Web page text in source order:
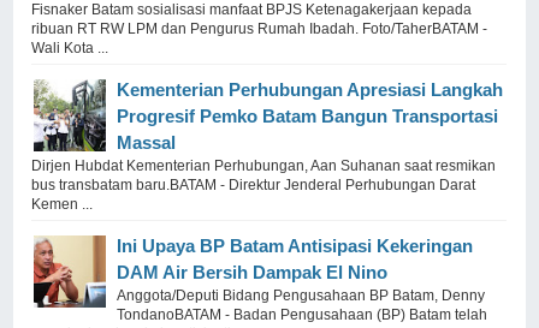
Fisnaker Batam sosialisasi manfaat BPJS Ketenagakerjaan kepada
ribuan RT RW LPM dan Pengurus Rumah Ibadah. Foto/TaherBATAM -
Wali Kota ...
Kementerian Perhubungan Apresiasi Langkah
Progresif Pemko Batam Bangun Transportasi
Massal
Dirjen Hubdat Kementerian Perhubungan, Aan Suhanan saat resmikan
bus transbatam baru.BATAM - Direktur Jenderal Perhubungan Darat
Kemen ...
Ini Upaya BP Batam Antisipasi Kekeringan
DAM Air Bersih Dampak El Nino
Anggota/Deputi Bidang Pengusahaan BP Batam, Denny
TondanoBATAM - Badan Pengusahaan (BP) Batam telah